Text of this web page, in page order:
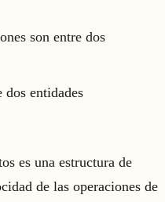
son entre dos
dos entidades
es una estructura de
de las operaciones de